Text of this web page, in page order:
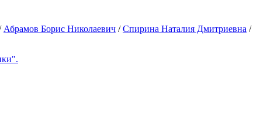
Абрамов Борис Николаевич /Спирина Наталия Дмитриевна /